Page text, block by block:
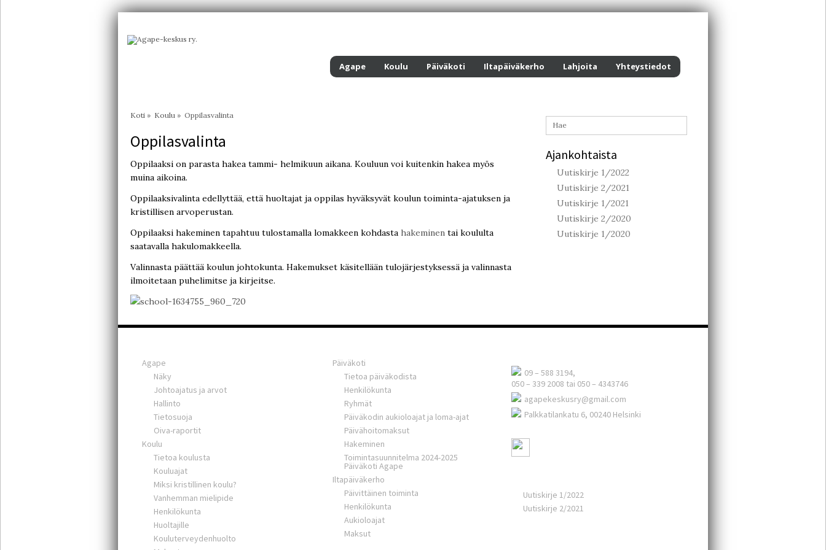
Agape Koulu Päiväkoti Iltapäiväkerho Lahjoita Yhteystiedot
Koti » Koulu » Oppilasvalinta
Oppilasvalinta
Oppilaaksi on parasta hakea tammi- helmikuun aikana. Kouluun voi kuitenkin hakea myös
muina aikoina.
Oppilaaksivalinta edellyttää, että huoltajat ja oppilas hyväksyvät koulun toiminta-ajatuksen ja
kristillisen arvoperustan.
Oppilaaksi hakeminen tapahtuu tulostamalla lomakkeen kohdasta hakeminen tai koululta
saatavalla hakulomakkeella.
Valinnasta päättää koulun johtokunta. Hakemukset käsitellään tulojärjestyksessä ja valinnasta
ilmoitetaan puhelimitse ja kirjeitse.
Ajankohtaista
Uutiskirje 1/2022
Uutiskirje 2/2021
Uutiskirje 1/2021
Uutiskirje 2/2020
Uutiskirje 1/2020
Agape
Näky
Johtoajatus ja arvot
Hallinto
Tietosuoja
Oiva-raportit
Koulu
Tietoa koulusta
Kouluajat
Miksi kristillinen koulu?
Vanhemman mielipide
Henkilökunta
Huoltajille
Kouluterveydenhuolto
Päiväkoti
Tietoa päiväkodista
Henkilökunta
Ryhmät
Päiväkodin aukioloajat ja loma-ajat
Päivähoitomaksut
Hakeminen
Toimintasuunnitelma 2024-2025
Päiväkoti Agape
Iltapäiväkerho
Päivittäinen toiminta
Henkilökunta
Aukioloajat
Maksut
09 – 588 3194,
050 – 339 2008 tai 050 – 4343746
agapekeskusry@gmail.com
Palkkatilankatu 6, 00240 Helsinki
Uutiskirje 1/2022
Uutiskirje 2/2021